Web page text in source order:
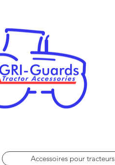
Accessoires pour tracteurs